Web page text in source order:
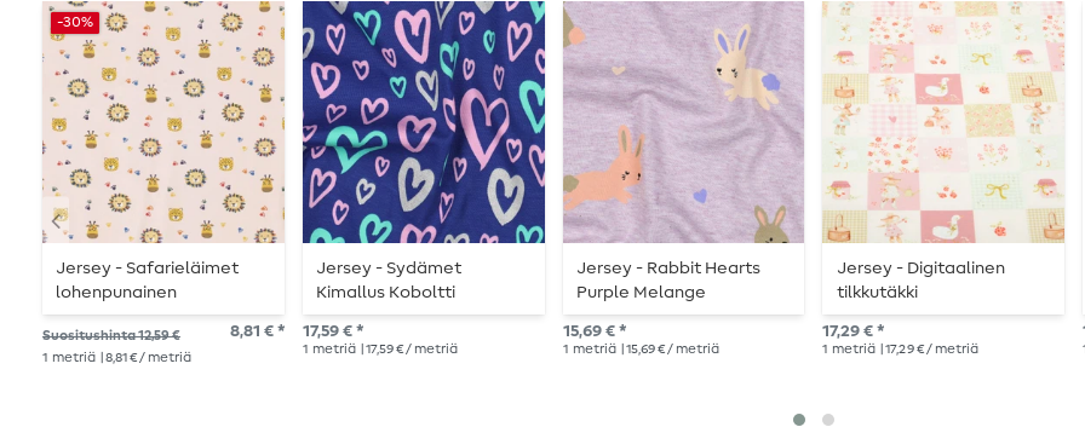
-30%
Jersey - Safarieläimet
lohenpunainen
Suositushinta 12,59 € 8,81 € *
1 metriä | 8,81 € / metriä
Jersey - Sydämet
Kimallus Koboltti
17,59 € *
1 metriä | 17,59 € / metriä
Jersey - Rabbit Hearts
Purple Melange
15,69 € *
1 metriä | 15,69 € / metriä
Jersey - Digitaalinen
tilkkutäkki
vaaleanpunainen
17,29 € *
1 metriä | 17,29 € / metriä